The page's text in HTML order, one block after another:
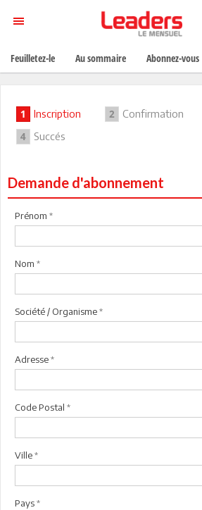
1 Inscription 2 Confirmation
4 Succés
Demande d'abonnement
Prénom *
Nom *
Société / Organisme *
Adresse *
Code Postal *
Ville *
Pays *
Feuilletez-le Au sommaire Abonnez-vous